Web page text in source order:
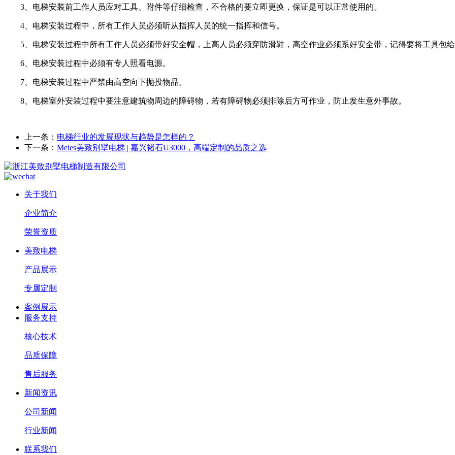
3、电梯安装前工作人员应对工具、附件等仔细检查，不合格的要立即更换，保证是可以正常使用的。
4、电梯安装过程中，所有工作人员必须听从指挥人员的统一指挥和信号。
5、电梯安装过程中所有工作人员必须带好安全帽，上高人员必须穿防滑鞋，高空作业必须系好安全带，记得要将工具包
6、电梯安装过程中必须有专人照看电源。
7、电梯安装过程中严禁由高空向下抛投物品。
8、电梯室外安装过程中要注意建筑物周边的障碍物，若有障碍物必须排除后方可作业，防止发生意外事故。
上一条： 电梯行业的发展现状与趋势是怎样的？
下一条： Meies美致别墅电梯 | 嘉兴褚石U3000，高端定制的品质之选
关于我们
企业简介
荣誉资质
美致电梯
产品展示
专属定制
案例展示
服务支持
核心技术
品质保障
售后服务
新闻资讯
公司新闻
行业新闻
联系我们